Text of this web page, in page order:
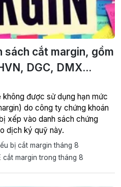
sách cắt margin, gồm
DGC, DMX...
được sử dụng hạn mức
do công ty chứng khoán
xếp vào danh sách chứng
dịch ký quỹ này.
bị cắt margin tháng 8
cắt margin trong tháng 8